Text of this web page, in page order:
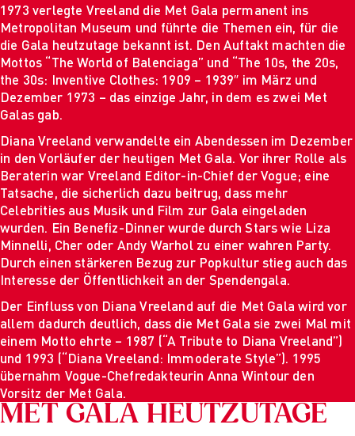
1973 verlegte Vreeland die Met Gala permanent ins
Metropolitan Museum und führte die Themen ein, für die
die Gala heutzutage bekannt ist. Den Auftakt machten die
Mottos “The World of Balenciaga” und “The 10s, the 20s,
the 30s: Inventive Clothes: 1909 – 1939″ im März und
Dezember 1973 – das einzige Jahr, in dem es zwei Met
Galas gab.
Diana Vreeland verwandelte ein Abendessen im Dezember
in den Vorläufer der heutigen Met Gala. Vor ihrer Rolle als
Beraterin war Vreeland Editor-in-Chief der Vogue; eine
Tatsache, die sicherlich dazu beitrug, dass mehr
Celebrities aus Musik und Film zur Gala eingeladen
wurden. Ein Benefiz-Dinner wurde durch Stars wie Liza
Minnelli, Cher oder Andy Warhol zu einer wahren Party.
Durch einen stärkeren Bezug zur Popkultur stieg auch das
Interesse der Öffentlichkeit an der Spendengala.
Der Einfluss von Diana Vreeland auf die Met Gala wird vor
allem dadurch deutlich, dass die Met Gala sie zwei Mal mit
einem Motto ehrte – 1987 (“A Tribute to Diana Vreeland”)
und 1993 (“Diana Vreeland: Immoderate Style”). 1995
übernahm Vogue-Chefredakteurin Anna Wintour den
Vorsitz der Met Gala.
MET GALA HEUTZUTAGE